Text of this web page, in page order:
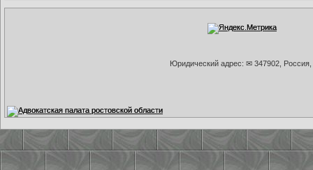
Юридический адрес: ✉ 347902,